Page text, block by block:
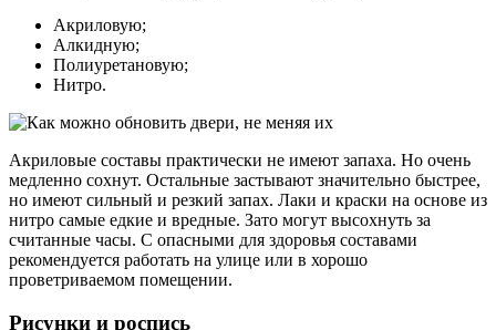
Акриловую;
Алкидную;
Полиуретановую;
Нитро.
Акриловые составы практически не имеют запаха. Но очень
медленно сохнут. Остальные застывают значительно быстрее,
но имеют сильный и резкий запах. Лаки и краски на основе из
нитро самые едкие и вредные. Зато могут высохнуть за
считанные часы. С опасными для здоровья составами
рекомендуется работать на улице или в хорошо
проветриваемом помещении.
Рисунки и роспись